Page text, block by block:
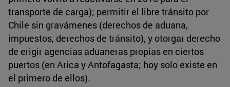
transporte de carga); permitir el libre tránsito por
Chile sin gravámenes (derechos de aduana,
impuestos, derechos de tránsito), y otorgar derecho
de erigir agencias aduaneras propias en ciertos
puertos (en Arica y Antofagasta; hoy solo existe en
el primero de ellos).